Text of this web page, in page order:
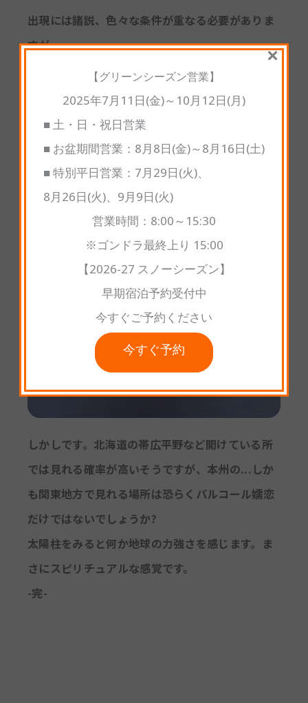
出現には諸説、色々な条件が重なる必要がありま
すが...
まず「晴れている」「ほんの薄い雲が存在」
「−10℃以下」というのが条件となります。パル
コール嬬恋のトップシーズンの最低気温は−10℃
以下なので、条件的には薄い雲が必要です。これ
がなかなか厄介でして、すっきりと晴れ渡ってし
まっては太陽柱は出現しません。
しかしです。北海道の帯広平野など開けている所
では見れる確率が高いそうですが、本州の...しか
も関東地方で見れる場所は恐らくパルコール嬬恋
だけではないでしょうか?
太陽柱をみると何か地球の力強さを感じます。ま
さにスピリチュアルな感覚です。
-完-
【グリーンシーズン営業】
2025年7月11日(金)～10月12日(月)
■ 土・日・祝日営業
■ お盆期間営業：8月8日(金)～8月16日(土)
■ 特別平日営業：7月29日(火)、
8月26日(火)、9月9日(火)
営業時間：8:00～15:30
※ゴンドラ最終上り 15:00
【2026-27 スノーシーズン】
早期宿泊予約受付中
今すぐご予約ください
今すぐ予約
×